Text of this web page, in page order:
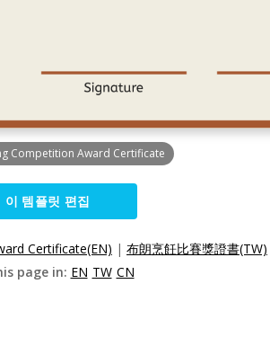
Competition Award Certificate
이 템플릿 편집
Certificate(EN) | 布朗烹飪比賽獎證書(TW)
page in: EN TW CN